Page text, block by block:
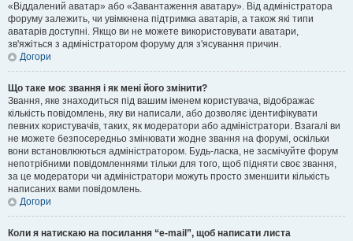
«Віддалений аватар» або «Завантаження аватару». Від адміністратора
форуму залежить, чи увімкнена підтримка аватарів, а також які типи
аватарів доступні. Якщо ви не можете використовувати аватари,
зв'яжіться з адміністратором форуму для з'ясування причин.
Догори
Що таке моє звання і як мені його змінити?
Звання, яке знаходиться під вашим іменем користувача, відображає
кількість повідомлень, яку ви написали, або дозволяє ідентифікувати
певних користувачів, таких, як модератори або адміністратори. Взагалі ви
не можете безпосередньо змінювати жодне звання на форумі, оскільки
вони встановлюються адміністратором. Будь-ласка, не засмічуйте форум
непотрібними повідомленнями тільки для того, щоб підняти своє звання,
за це модератори чи адміністратори можуть просто зменшити кількість
написаних вами повідомлень.
Догори
Коли я натискаю на посилання “e-mail”, щоб написати листа